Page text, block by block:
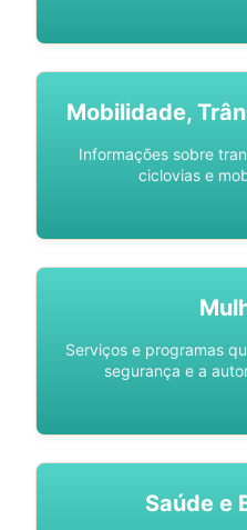
Mobilidade,
Informações sobre
ciclovias e
Serviços e programas
segurança e a
Saúde e